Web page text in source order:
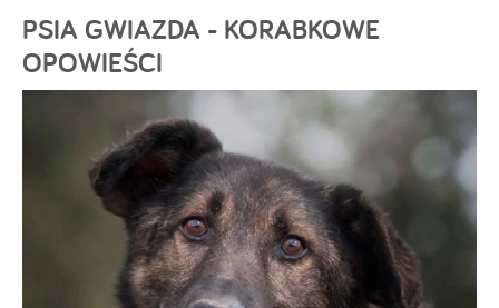
PSIA GWIAZDA - KORABKOWE
OPOWIEŚCI